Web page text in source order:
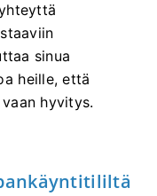
sinua
heille, että
hyvitys.